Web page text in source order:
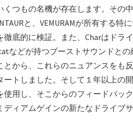
くつもの名機が存在します。その
と、VEMURAMが所有する
徹底的に検証。また、Charはドラ
などが持つブーストサウンドと
とから、これらのニュアンスをも
ートしました。そして１年以上の
使用し、そこからのフィードバッ
ィアムゲインの新たなドライブ